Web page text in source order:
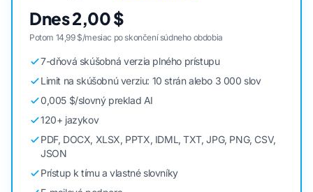
Dnes 2,00 $
Potom 14,99 $/mesiac po skončení súdneho obdobia
7-dňová skúšobná verzia plného prístupu
Limit na skúšobnú verziu: 10 strán alebo 3 000 slov
0,005 $/slovný preklad AI
120+ jazykov
PDF, DOCX, XLSX, PPTX, IDML, TXT, JPG, PNG, CSV,
JSON
Prístup k tímu a vlastné slovníky